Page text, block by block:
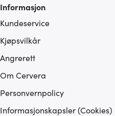
Informasjon
Kundeservice
Kjøpsvilkår
Angrerett
Om Cervera
Personvernpolicy
Informasjonskapsler (Cookies)